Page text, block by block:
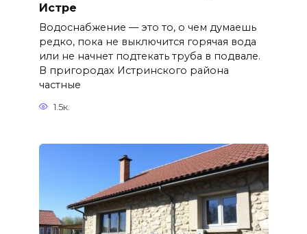
Истре
Водоснабжение — это то, о чем думаешь
редко, пока не выключится горячая вода
или не начнет подтекать труба в подвале.
В пригородах Истринского района
частные
1.5к.